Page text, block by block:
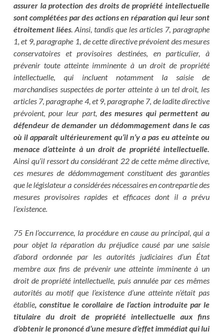
assurer la protection des droits de propriété intellectuelle
sont complétées par des actions en réparation qui leur sont
étroitement liées. Ainsi, tandis que les articles 7, paragraphe
1, et 9, paragraphe 1, de cette directive prévoient des mesures
conservatoires et provisoires destinées, en particulier, à
prévenir toute atteinte imminente à un droit de propriété
intellectuelle, qui incluent notamment la saisie de
marchandises suspectées de porter atteinte à un tel droit, les
articles 7, paragraphe 4, et 9, paragraphe 7, de ladite directive
prévoient, pour leur part, des mesures qui permettent au
défendeur de demander un dédommagement dans le cas
où il apparaît ultérieurement qu’il n’y a pas eu atteinte ou
menace d’atteinte à un droit de propriété intellectuelle.
Ainsi qu’il ressort du considérant 22 de cette même directive,
ces mesures de dédommagement constituent des garanties
que le législateur a considérées nécessaires en contrepartie des
mesures provisoires rapides et efficaces dont il a prévu
l’existence.
75 En l’occurrence, la procédure en cause au principal, qui a
pour objet la réparation du préjudice causé par une saisie
d’abord ordonnée par les autorités judiciaires d’un État
membre aux fins de prévenir une atteinte imminente à un
droit de propriété intellectuelle, puis annulée par ces mêmes
autorités au motif que l’existence d’une atteinte n’était pas
établie, constitue le corollaire de l’action introduite par le
titulaire du droit de propriété intellectuelle aux fins
d’obtenir le prononcé d’une mesure d’effet immédiat qui lui